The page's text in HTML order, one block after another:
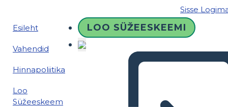
Sisse
Esileht
Vahendid
Hinnapoliitika
Loo
Süžeeskeem
LOO SÜŽEESKEEMI